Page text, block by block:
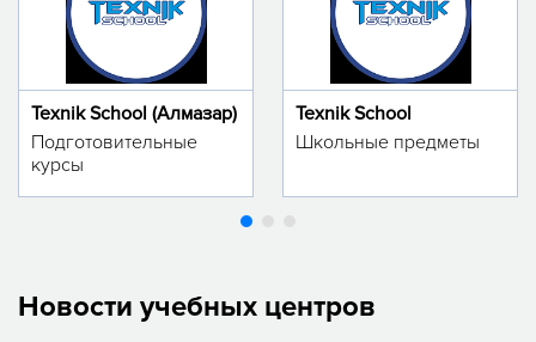
Texnik School (Алмазар)
Подготовительные
курсы
Texnik School
Школьные предметы
Новости учебных центров